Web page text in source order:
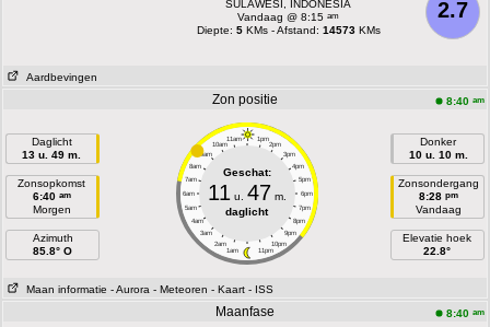
2.7
SULAWESI, INDONESIA
Vandaag @ 8:15am
Diepte: 5KMs - Afstand: 14573KMs
Aardbevingen
Zon positie 8:40 am
Daglicht
13 u. 49 m.
Zonsopkomst
6:40 am
Morgen
Azimuth
85.8° O
11am 1pm
10am 2pm
9am 3pm
8am 4pm
7am 5pm
6am 6pm
5am 7pm
4am 8pm
3am 9pm
2am 10pm
1am 11pm
Geschat:
11 u. 47 m.
daglicht
Donker
10 u. 10 m.
Zonsondergang
8:28 pm
Vandaag
Elevatie hoek
22.8°
Maan informatie - Aurora - Meteoren - Kaart - ISS
Maanfase 8:40 am